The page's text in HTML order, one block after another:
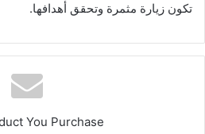
تكون زيارة مثمرة وتحقق أهدافها.
You Purchase